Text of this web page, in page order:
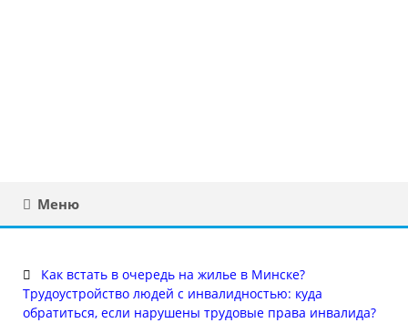
Меню
Как встать в очередь на жилье в Минске?
Трудоустройство людей с инвалидностью: куда
обратиться, если нарушены трудовые права инвалида?